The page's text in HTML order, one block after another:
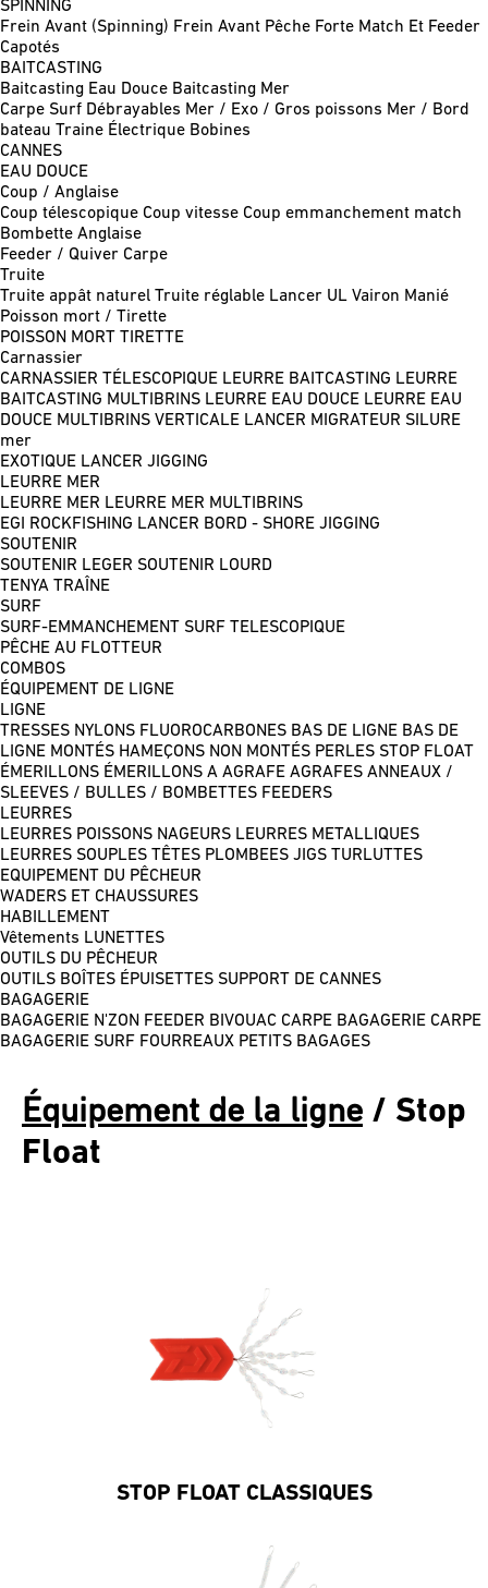
SPINNING
Frein Avant (Spinning) Frein Avant Pêche Forte Match Et Feeder
Capotés
BAITCASTING
Baitcasting Eau Douce Baitcasting Mer
Carpe Surf Débrayables Mer / Exo / Gros poissons Mer / Bord
bateau Traine Électrique Bobines
CANNES
EAU DOUCE
Coup / Anglaise
Coup télescopique Coup vitesse Coup emmanchement match
Bombette Anglaise
Feeder / Quiver Carpe
Truite
Truite appât naturel Truite réglable Lancer UL Vairon Manié
Poisson mort / Tirette
POISSON MORT TIRETTE
Carnassier
CARNASSIER TÉLESCOPIQUE LEURRE BAITCASTING LEURRE
BAITCASTING MULTIBRINS LEURRE EAU DOUCE LEURRE EAU
DOUCE MULTIBRINS VERTICALE LANCER MIGRATEUR SILURE
mer
EXOTIQUE LANCER JIGGING
LEURRE MER
LEURRE MER LEURRE MER MULTIBRINS
EGI
ROCKFISHING LANCER BORD - SHORE JIGGING
SOUTENIR
SOUTENIR LEGER SOUTENIR LOURD
TENYA TRAÎNE
SURF
SURF-EMMANCHEMENT SURF TELESCOPIQUE
PÊCHE AU FLOTTEUR
COMBOS
ÉQUIPEMENT DE LIGNE
LIGNE
TRESSES NYLONS FLUOROCARBONES BAS DE LIGNE BAS DE
LIGNE MONTÉS HAMEÇONS NON MONTÉS PERLES STOP FLOAT
ÉMERILLONS ÉMERILLONS A AGRAFE AGRAFES ANNEAUX /
SLEEVES / BULLES / BOMBETTES FEEDERS
LEURRES
LEURRES POISSONS NAGEURS LEURRES METALLIQUES
LEURRES SOUPLES TÊTES PLOMBEES JIGS TURLUTTES
EQUIPEMENT DU PÊCHEUR
WADERS ET CHAUSSURES
HABILLEMENT
Vêtements LUNETTES
OUTILS DU PÊCHEUR
OUTILS BOÎTES ÉPUISETTES SUPPORT DE CANNES
BAGAGERIE
BAGAGERIE N'ZON FEEDER BIVOUAC CARPE BAGAGERIE CARPE
BAGAGERIE SURF FOURREAUX PETITS BAGAGES
Équipement de la ligne / Stop
Float
STOP FLOAT CLASSIQUES